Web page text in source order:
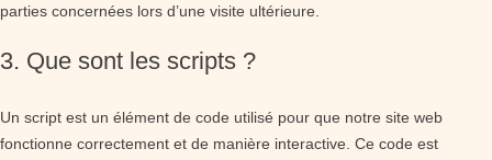
parties concernées lors d’une visite ultérieure.
3. Que sont les scripts ?
Un script est un élément de code utilisé pour que notre site web
fonctionne correctement et de manière interactive. Ce code est